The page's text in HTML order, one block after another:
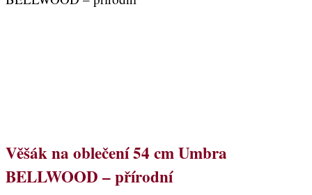
Věšák na oblečení 54 cm Umbra
BELLWOOD – přírodní